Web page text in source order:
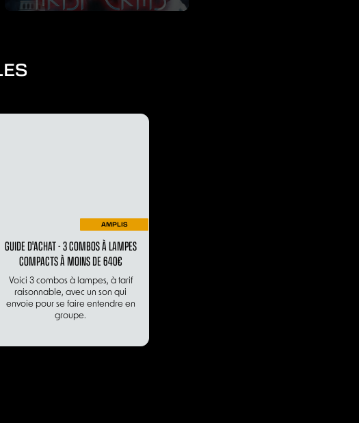
AMPLIS
GUIDE D'ACHAT - 3 COMBOS À LAMPES
COMPACTS À MOINS DE 640€
Voici 3 combos à lampes, à tarif
raisonnable, avec un son qui
envoie pour se faire entendre en
groupe.